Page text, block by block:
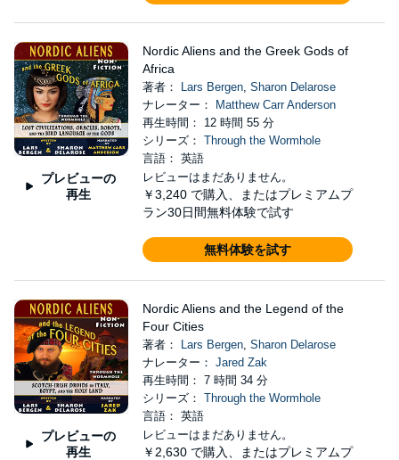
プレビューの
再生
Nordic Aliens and the Greek Gods of
Africa
著者： Lars Bergen, Sharon Delarose
ナレーター：
Matthew Carr Anderson
再生時間： 12 時間 55 分
シリーズ： Through the Wormhole
言語： 英語
レビューはまだありません。
￥3,240 で購入、またはプレミアムプ
ラン30日間無料体験で試す
無料体験を試す
プレビューの
再生
Nordic Aliens and the Legend of the
Four Cities
著者： Lars Bergen, Sharon Delarose
ナレーター： Jared Zak
再生時間： 7 時間 34 分
シリーズ： Through the Wormhole
言語： 英語
レビューはまだありません。
￥2,630 で購入、またはプレミアムプ